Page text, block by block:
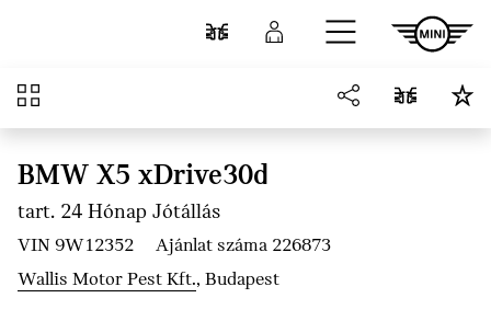
ÖsszehasonlításBejelentkezés
Áttekintés
BMW X5 xDrive30d
tart. 24 Hónap Jótállás
VIN 9W12352
Ajánlat száma 226873
Wallis Motor Pest Kft., Budapest